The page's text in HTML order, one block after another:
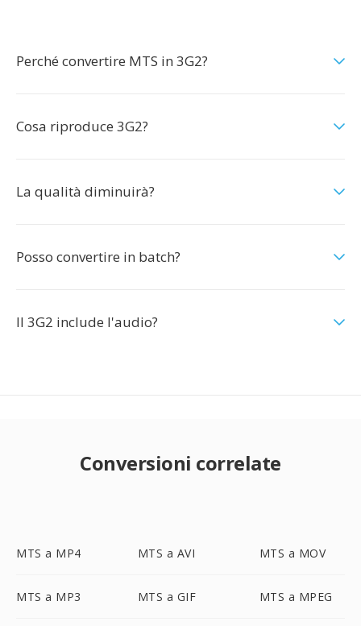
Perché convertire MTS in 3G2?
Cosa riproduce 3G2?
La qualità diminuirà?
Posso convertire in batch?
Il 3G2 include l'audio?
Conversioni correlate
MTS a MP4 MTS a AVI MTS a MOV
MTS a MP3 MTS a GIF MTS a MPEG